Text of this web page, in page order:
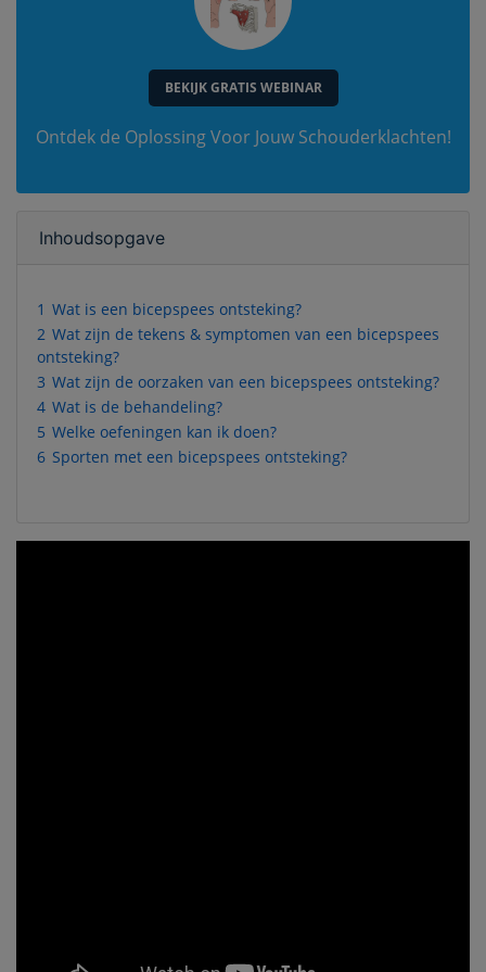
BEKIJK GRATIS WEBINAR
Ontdek de Oplossing Voor Jouw Schouderklachten!
Inhoudsopgave
1 Wat is een bicepspees ontsteking?
2 Wat zijn de tekens & symptomen van een bicepspees
ontsteking?
3 Wat zijn de oorzaken van een bicepspees ontsteking?
4 Wat is de behandeling?
5 Welke oefeningen kan ik doen?
6 Sporten met een bicepspees ontsteking?